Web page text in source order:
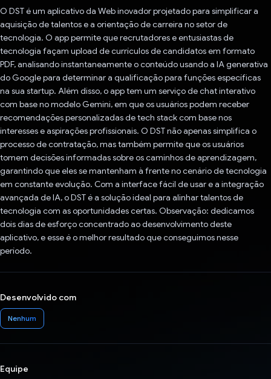
O DST é um aplicativo da Web inovador projetado para simplificar a
aquisição de talentos e a orientação de carreira no setor de
tecnologia. O app permite que recrutadores e entusiastas de
tecnologia façam upload de currículos de candidatos em formato
PDF, analisando instantaneamente o conteúdo usando a IA generativa
do Google para determinar a qualificação para funções específicas
na sua startup. Além disso, o app tem um serviço de chat interativo
com base no modelo Gemini, em que os usuários podem receber
recomendações personalizadas de tech stack com base nos
interesses e aspirações profissionais. O DST não apenas simplifica o
processo de contratação, mas também permite que os usuários
tomem decisões informadas sobre os caminhos de aprendizagem,
garantindo que eles se mantenham à frente no cenário de tecnologia
em constante evolução. Com a interface fácil de usar e a integração
avançada de IA, o DST é a solução ideal para alinhar talentos de
tecnologia com as oportunidades certas. Observação: dedicamos
dois dias de esforço concentrado ao desenvolvimento deste
aplicativo, e esse é o melhor resultado que conseguimos nesse
período.
Desenvolvido com
Nenhum
Equipe